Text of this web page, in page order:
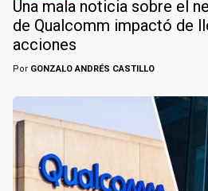
Una mala noticia sobre el
de Qualcomm impactó de
acciones
Por GONZALO ANDRÉS CASTILLO